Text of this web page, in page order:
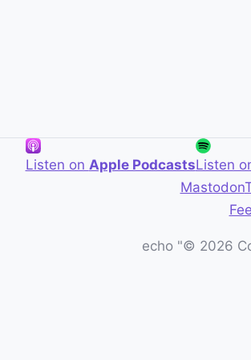
Listen on Apple PodcastsListen
Mastodon
echo "© 2026